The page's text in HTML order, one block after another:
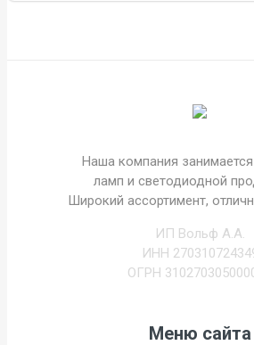
Наша компания
ламп и светодиодной
Широкий ассортимент,
ИП Вольф А.А.
ИНН
ОГРН
Меню сайта